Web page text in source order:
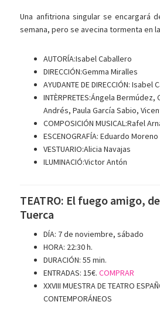
Una anfitriona singular se encargará
semana, pero se avecina tormenta en
AUTORÍA:Isabel Caballero
DIRECCIÓN:Gemma Miralles
AYUDANTE DE DIRECCIÓN: Isabel
INTÈRPRETES:Ángela
Andrés, Paula García Sabio,
COMPOSICIÓN MUSICAL:Rafel
ESCENOGRAFÍA: Eduardo
VESTUARIO:Alicia Navajas
ILUMINACIÓ:Victor Antón
TEATRO: El fuego amigo,
Tuerca
DÍA: 7 de noviembre, sábado
HORA: 22:30 h.
DURACIÓN: 55 min.
ENTRADAS: 15€.COMPRAR
XXVIII MUESTRA DE TEATRO
CONTEMPORÁNEOS